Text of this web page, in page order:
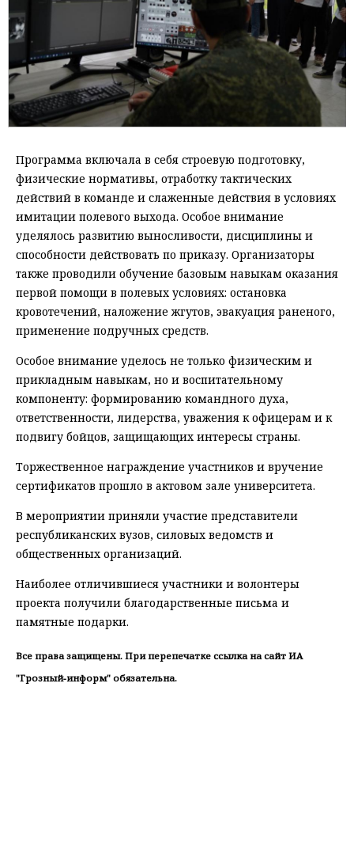
Программа включала в себя строевую подготовку,
физические нормативы, отработку тактических
действий в команде и слаженные действия в условиях
имитации полевого выхода. Особое внимание
уделялось развитию выносливости, дисциплины и
способности действовать по приказу. Организаторы
также проводили обучение базовым навыкам оказания
первой помощи в полевых условиях: остановка
кровотечений, наложение жгутов, эвакуация раненого,
применение подручных средств.
Особое внимание уделось не только физическим и
прикладным навыкам, но и воспитательному
компоненту: формированию командного духа,
ответственности, лидерства, уважения к офицерам и к
подвигу бойцов, защищающих интересы страны.
Торжественное награждение участников и вручение
сертификатов прошло в актовом зале университета.
В мероприятии приняли участие представители
республиканских вузов, силовых ведомств и
общественных организаций.
Наиболее отличившиеся участники и волонтеры
проекта получили благодарственные письма и
памятные подарки.
Все права защищены. При перепечатке ссылка на сайт ИА
"Грозный-информ" обязательна.